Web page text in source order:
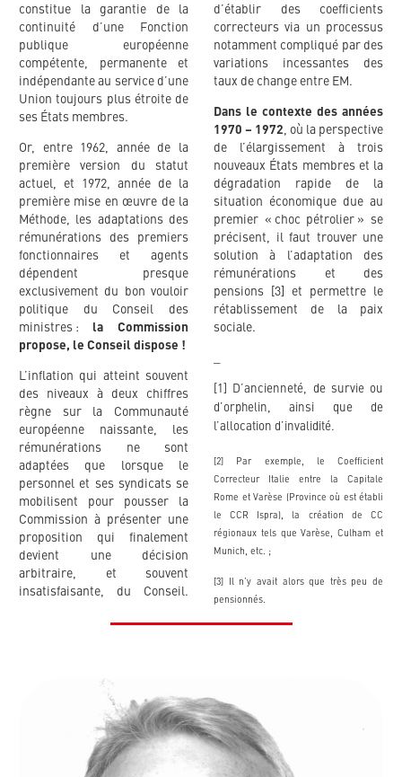
constitue la garantie de la
continuité d’une Fonction
publique européenne
compétente, permanente et
indépendante au service d’une
Union toujours plus étroite de
ses États membres.
Or, entre 1962, année de la
première version du statut
actuel, et 1972, année de la
première mise en œuvre de la
Méthode, les adaptations des
rémunérations des premiers
fonctionnaires et agents
dépendent presque
exclusivement du bon vouloir
politique du Conseil des
ministres : la Commission
propose, le Conseil dispose !
L’inflation qui atteint souvent
des niveaux à deux chiffres
règne sur la Communauté
européenne naissante, les
rémunérations ne sont
adaptées que lorsque le
personnel et ses syndicats se
mobilisent pour pousser la
Commission à présenter une
proposition qui finalement
devient une décision
arbitraire, et souvent
insatisfaisante, du Conseil.
d’établir des coefficients
correcteurs via un processus
notamment compliqué par des
variations incessantes des
taux de change entre EM.
Dans le contexte des années
1970 – 1972, où la perspective
de l’élargissement à trois
nouveaux États membres et la
dégradation rapide de la
situation économique due au
premier « choc pétrolier » se
précisent, il faut trouver une
solution à l’adaptation des
rémunérations et des
pensions [3] et permettre le
rétablissement de la paix
sociale.
[1] D’ancienneté, de survie ou
d’orphelin, ainsi que de
l’allocation d’invalidité.
[2] Par exemple, le Coefficient
Correcteur Italie entre la Capitale
Rome et Varèse (Province où est établi
le CCR Ispra), la création de CC
régionaux tels que Varèse, Culham et
Munich, etc. ;
[3] Il n’y avait alors que très peu de
pensionnés.